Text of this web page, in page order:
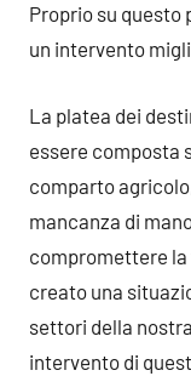
Proprio su questo
un intervento
La platea dei
essere composta
comparto
mancanza di
compromettere
creato una
settori della
intervento di